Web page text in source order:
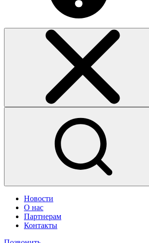
Новости
О нас
Партнерам
Контакты